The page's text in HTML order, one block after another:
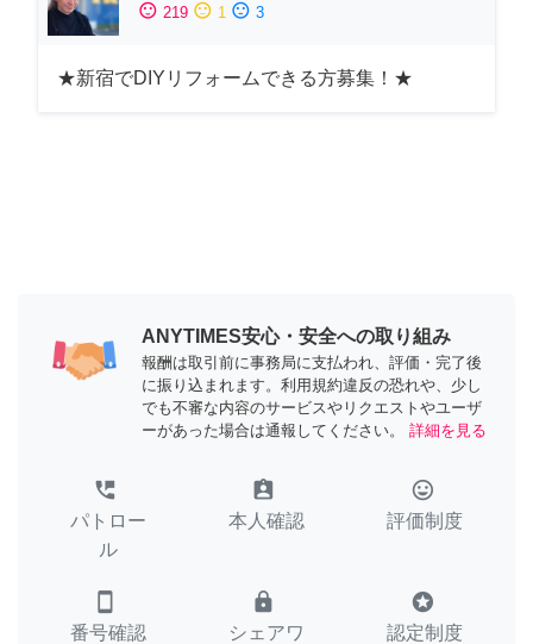
sentiment_satisfied 219 sentiment_neutral 1 sentiment_dissatisfied 3
★新宿でDIYリフォームできる方募集！★
ANYTIMES安心・安全への取り組み
報酬は取引前に事務局に支払われ、評価・完了後
に振り込まれます。利用規約違反の恐れや、少し
でも不審な内容のサービスやリクエストやユーザ
ーがあった場合は通報してください。
詳細を見る
perm_phone_msg
パトロー
ル
assignment_ind
本人確認
tag_faces
評価制度
smartphone
番号確認
lock
シェアワ
stars
認定制度